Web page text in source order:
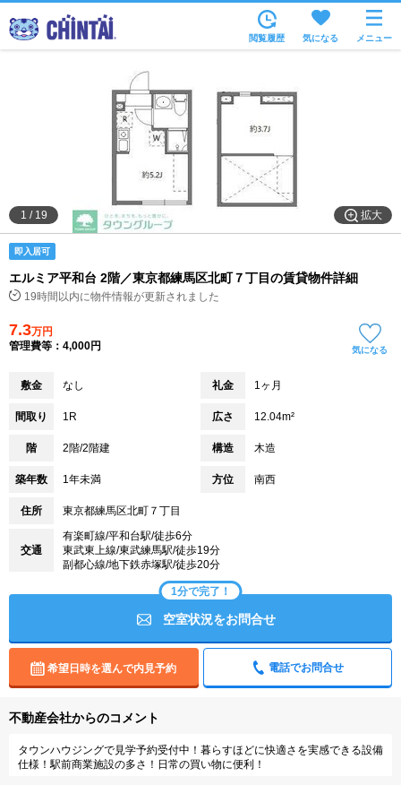
住所から
家賃相場から
通勤通学時間から
物件特集から
閲覧履歴 気になる メニュー
拡大
1 / 19
即入居可
エルミア平和台 2階／東京都練馬区北町７丁目の賃貸物件詳細
19時間以内に物件情報が更新されました
7.3万円
管理費等：4,000円
気になる
敷金 なし 礼金 1ヶ月
間取り 1R 広さ 12.04m²
階 2階/2階建 構造 木造
築年数 1年未満 方位 南西
住所 東京都練馬区北町７丁目
交通
有楽町線/平和台駅/徒歩6分
東武東上線/東武練馬駅/徒歩19分
副都心線/地下鉄赤塚駅/徒歩20分
1分で完了！
空室状況をお問合せ
希望日時を選んで内見予約 電話でお問合せ
不動産会社からのコメント
タウンハウジングで見学予約受付中！暮らすほどに快適さを実感できる設備
仕様！駅前商業施設の多さ！日常の買い物に便利！